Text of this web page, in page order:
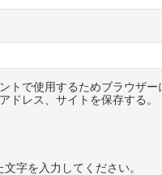
トで使用するためブラウザー
ドレス、サイトを保存する。
文字を入力してください。